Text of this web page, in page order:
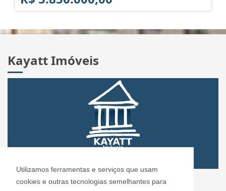
Utilizamos ferramentas e serviços que usam
cookies e outras tecnologias semelhantes para
Kayatt Imóveis
CRECI: 72.304